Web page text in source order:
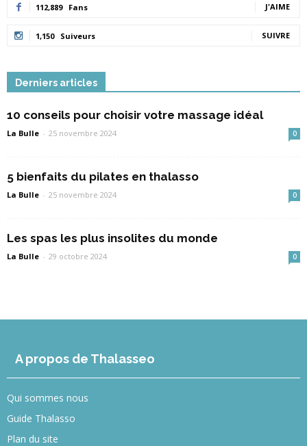
112,889 Fans J'AIME
1,150 Suiveurs SUIVRE
Derniers articles
10 conseils pour choisir votre massage idéal
La Bulle - 25 novembre 2024 0
5 bienfaits du pilates en thalasso
La Bulle - 25 novembre 2024 0
Les spas les plus insolites du monde
La Bulle - 29 octobre 2024 0
A propos de Thalasseo
Qui sommes nous
Guide Thalasso
Plan du site